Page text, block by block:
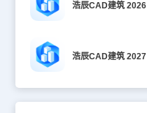
浩辰CAD建筑 2026
浩辰CAD建筑 2027